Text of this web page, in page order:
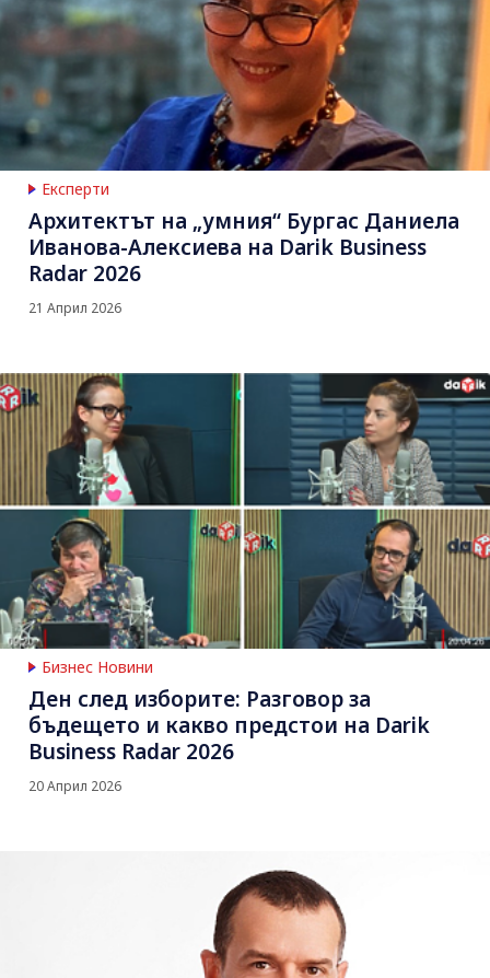
Експерти
Архитектът на „умния“ Бургас Даниела
Иванова-Алексиева на Darik Business
Radar 2026
21 Април 2026
Бизнес Новини
Ден след изборите: Разговор за
бъдещето и какво предстои на Darik
Business Radar 2026
20 Април 2026